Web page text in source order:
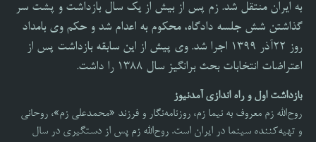
به ایران منتقل شد. زم پس از بیش از یک سال بازداشت و پشت سر
گذاشتن شش جلسه دادگاه، محکوم به اعدام شد و حکم وی بامداد
روز ۲۲آذر ۱۳۹۹ اجرا شد. وی پیش از این سابقه بازداشت پس از
اعتراضات انتخابات بحث برانگیز سال ۱۳۸۸ را داشت.
بازداشت اول و راه اندازی آمدنیوز
روح‌الله زم معروف به نیما زم، روزنامه‌نگار و فرزند «محمدعلی زم»، روحانی
و تهیه‌کننده سینما در ایران است. روح‌الله زم پس از دستگیری در سال